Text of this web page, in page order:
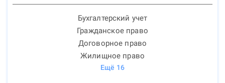
Бухгалтерский учет
Гражданское право
Договорное право
Жилищное право
Ещё 16